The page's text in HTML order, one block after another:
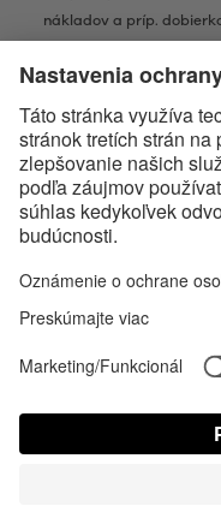
nákladov a príp.
spoločnosť Bluetooth SIG,
spoločnosťou
Označenie Apple, logo
známkami spoločnosti
ochranné
Nastavenie súborov